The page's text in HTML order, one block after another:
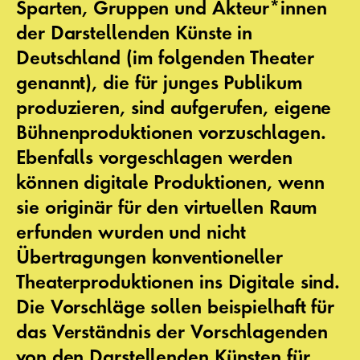
Sparten, Gruppen und Akteur*innen
der Darstellenden Künste in
Deutschland (im folgenden Theater
genannt), die für junges Publikum
produzieren, sind aufgerufen, eigene
Bühnenproduktionen vorzuschlagen.
Ebenfalls vorgeschlagen werden
können digitale Produktionen, wenn
sie originär für den virtuellen Raum
erfunden wurden und nicht
Übertragungen konventioneller
Theaterproduktionen ins Digitale sind.
Die Vorschläge sollen beispielhaft für
das Verständnis der Vorschlagenden